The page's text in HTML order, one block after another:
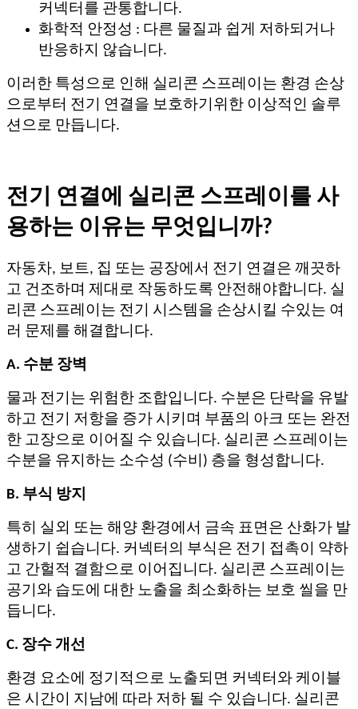
커넥터를 관통합니다.
화학적 안정성 : 다른 물질과 쉽게 저하되거나
반응하지 않습니다.
이러한 특성으로 인해 실리콘 스프레이는 환경 손상
으로부터 전기 연결을 보호하기위한 이상적인 솔루
션으로 만듭니다.
전기 연결에 실리콘 스프레이를 사
용하는 이유는 무엇입니까?
자동차, 보트, 집 또는 공장에서 전기 연결은 깨끗하
고 건조하며 제대로 작동하도록 안전해야합니다. 실
리콘 스프레이는 전기 시스템을 손상시킬 수있는 여
러 문제를 해결합니다.
A. 수분 장벽
물과 전기는 위험한 조합입니다. 수분은 단락을 유발
하고 전기 저항을 증가 시키며 부품의 아크 또는 완전
한 고장으로 이어질 수 있습니다. 실리콘 스프레이는
수분을 유지하는 소수성 (수비) 층을 형성합니다.
B. 부식 방지
특히 실외 또는 해양 환경에서 금속 표면은 산화가 발
생하기 쉽습니다. 커넥터의 부식은 전기 접촉이 약하
고 간헐적 결함으로 이어집니다. 실리콘 스프레이는
공기와 습도에 대한 노출을 최소화하는 보호 씰을 만
듭니다.
C. 장수 개선
환경 요소에 정기적으로 노출되면 커넥터와 케이블
은 시간이 지남에 따라 저하 될 수 있습니다. 실리콘